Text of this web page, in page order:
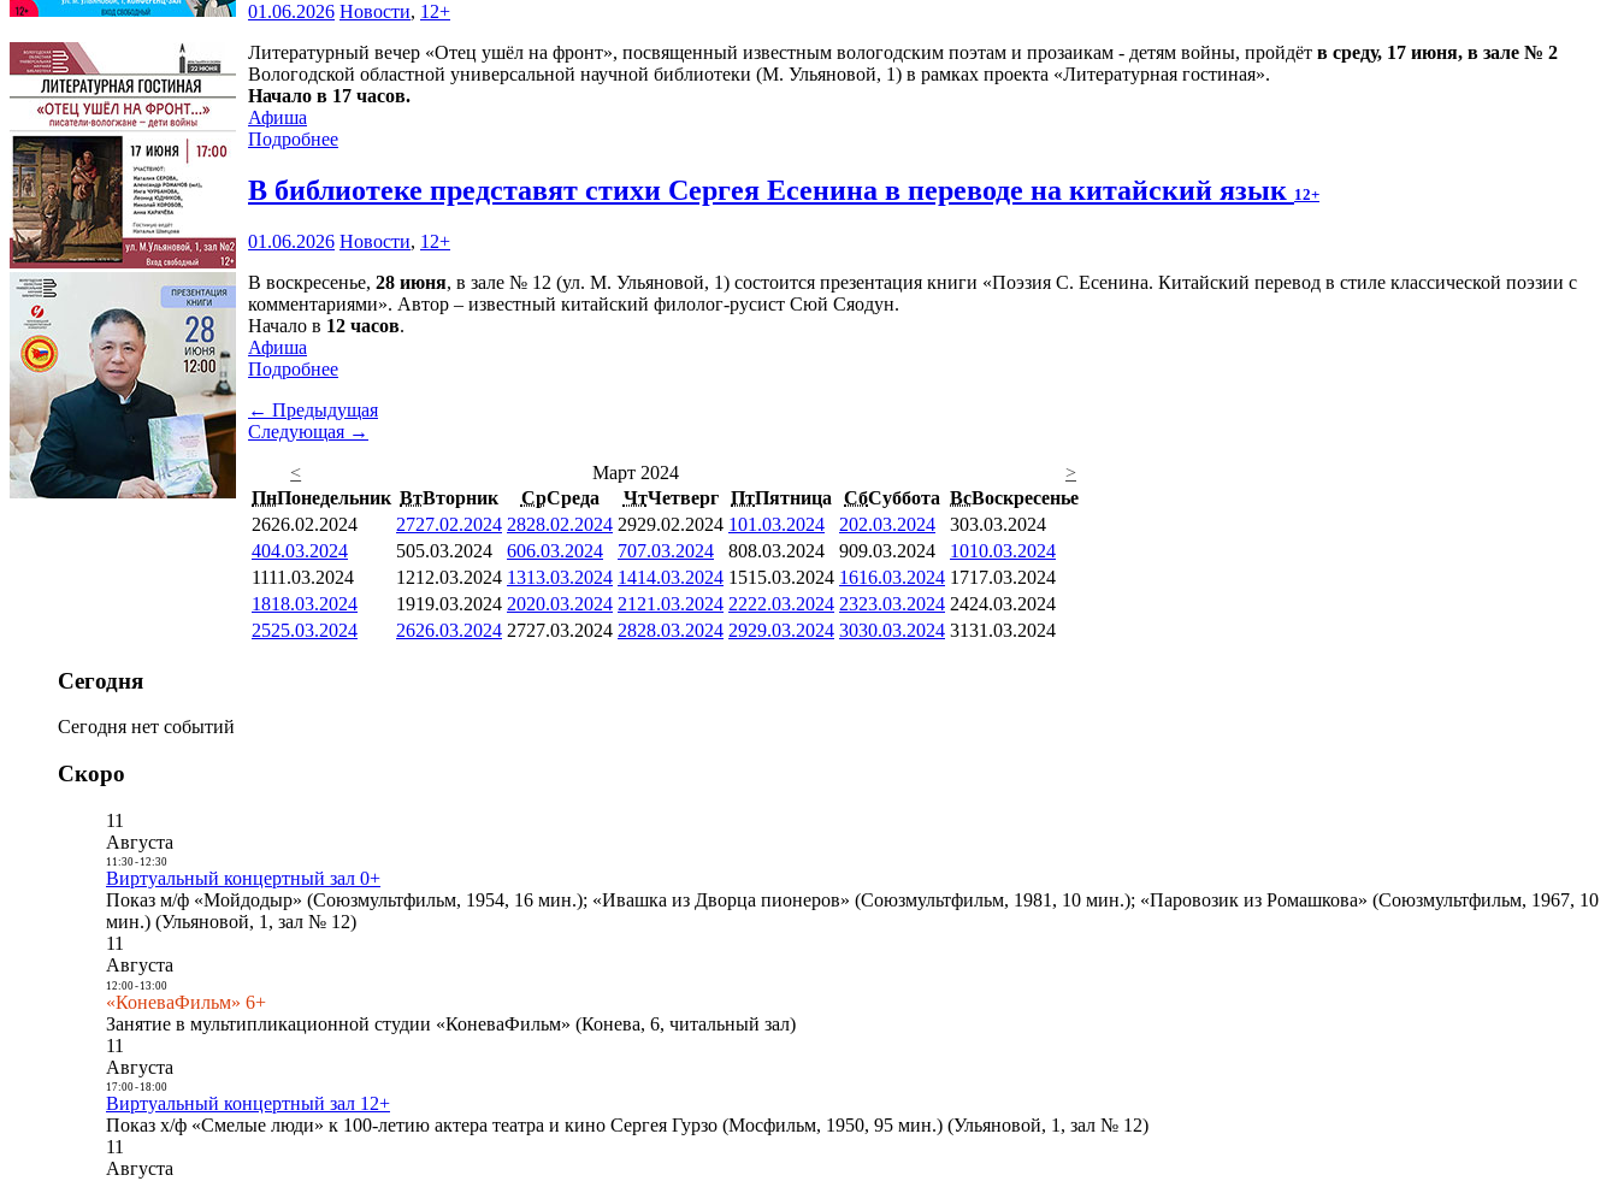
01.06.2026 Новости, 12+
Литературный вечер «Отец ушёл на фронт», посвященный известным вологодским поэтам и прозаикам - детям войны, пройдёт в среду, 17 июня, в зале № 2
Вологодской областной универсальной научной библиотеки (М. Ульяновой, 1) в рамках проекта «Литературная гостиная».
Начало в 17 часов.
Афиша
Подробнее
В библиотеке представят стихи Сергея Есенина в переводе на китайский язык 12+
01.06.2026 Новости, 12+
В воскресенье, 28 июня, в зале № 12 (ул. М. Ульяновой, 1) состоится презентация книги «Поэзия С. Есенина. Китайский перевод в стиле классической поэзии с
комментариями». Автор – известный китайский филолог-русист Сюй Сяодун.
Начало в 12 часов.
Афиша
Подробнее
← Предыдущая
Следующая →
<
Март 2024
>
ПнПонедельник ВтВторник СрСреда ЧтЧетверг ПтПятница СбСуббота ВсВоскресенье
2626.02.2024 2727.02.2024 2828.02.2024 2929.02.2024 101.03.2024 202.03.2024 303.03.2024
404.03.2024 505.03.2024 606.03.2024 707.03.2024 808.03.2024 909.03.2024 1010.03.2024
1111.03.2024 1212.03.2024 1313.03.2024 1414.03.2024 1515.03.2024 1616.03.2024 1717.03.2024
1818.03.2024 1919.03.2024 2020.03.2024 21 21.03.2024 2222.03.2024 2323.03.2024 2424.03.2024
2525.03.2024 2626.03.2024 2727.03.2024 2828.03.2024 2929.03.2024 3030.03.2024 3131.03.2024
Сегодня
Сегодня нет событий
Скоро
11
Августа
11:30- 12:30
Виртуальный концертный зал 0+
Показ м/ф «Мойдодыр» (Союзмультфильм, 1954, 16 мин.); «Ивашка из Дворца пионеров» (Союзмультфильм, 1981, 10 мин.); «Паровозик из Ромашкова» (Союзмультфильм, 1967, 10
мин.) (Ульяновой, 1, зал № 12)
11
Августа
12:00- 13:00
«КоневаФильм» 6+
Занятие в мультипликационной студии «КоневаФильм» (Конева, 6, читальный зал)
11
Августа
17:00- 18:00
Виртуальный концертный зал 12+
Показ х/ф «Смелые люди» к 100-летию актера театра и кино Сергея Гурзо (Мосфильм, 1950, 95 мин.) (Ульяновой, 1, зал № 12)
11
Августа